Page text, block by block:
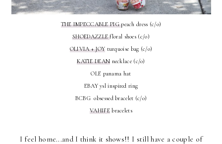
THE IMPECCABLE PIGpeach dress (c/o)
SHOEDAZZLEfloral shoes (c/o)
OLIVIA + JOY turquoise bag (c/o)
KATIE DEAN necklace (c/o)
OLE panama hat
EBAY ysl inspired ring
BCBG obsessed bracelet (c/o)
VAHIFEbracelets
I feel home...and I think it shows!! I still have a couple of